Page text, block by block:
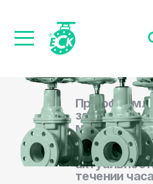
При
заказа на
менеджеры
продаж
течении часа